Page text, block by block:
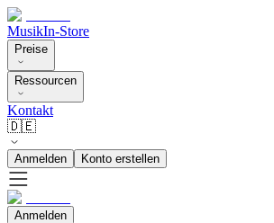
MusikIn-Store
Preise
Ressourcen
Kontakt
🇩🇪
Anmelden Konto erstellen
Anmelden